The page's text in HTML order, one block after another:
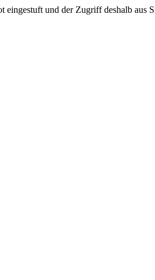
eingestuft und der Zugriff deshalb aus